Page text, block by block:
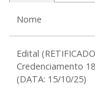
Nome
Edital
Credenciamento
(DATA: 15/10/25)